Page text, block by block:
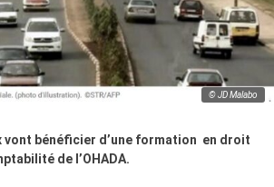
© JD Malabo
vont bénéficier d’une formation en droit
de l’OHADA.